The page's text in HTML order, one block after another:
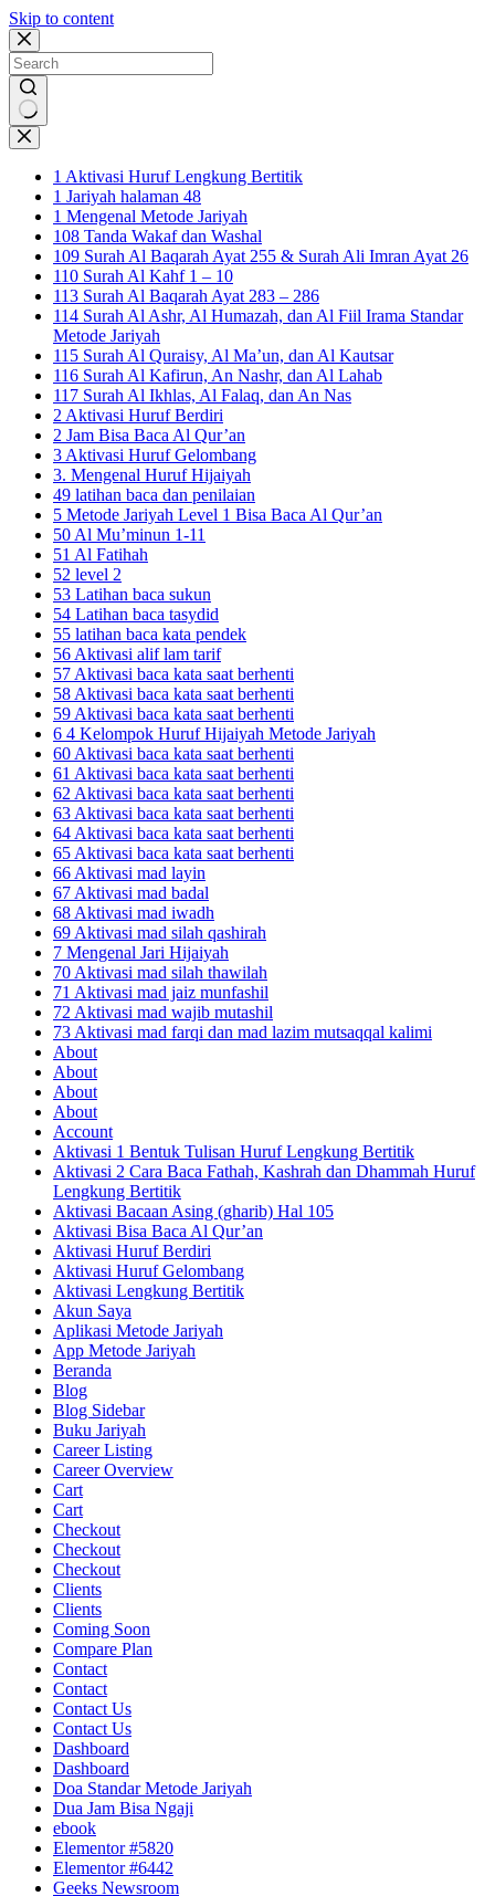
Skip to content
No
results
1 Aktivasi Huruf Lengkung Bertitik
1 Jariyah halaman 48
1 Mengenal Metode Jariyah
108 Tanda Wakaf dan Washal
109 Surah Al Baqarah Ayat 255 & Surah Ali Imran Ayat 26
110 Surah Al Kahf 1 – 10
113 Surah Al Baqarah Ayat 283 – 286
114 Surah Al Ashr, Al Humazah, dan Al Fiil Irama Standar
Metode Jariyah
115 Surah Al Quraisy, Al Ma’un, dan Al Kautsar
116 Surah Al Kafirun, An Nashr, dan Al Lahab
117 Surah Al Ikhlas, Al Falaq, dan An Nas
2 Aktivasi Huruf Berdiri
2 Jam Bisa Baca Al Qur’an
3 Aktivasi Huruf Gelombang
3. Mengenal Huruf Hijaiyah
49 latihan baca dan penilaian
5 Metode Jariyah Level 1 Bisa Baca Al Qur’an
50 Al Mu’minun 1-11
51 Al Fatihah
52 level 2
53 Latihan baca sukun
54 Latihan baca tasydid
55 latihan baca kata pendek
56 Aktivasi alif lam tarif
57 Aktivasi baca kata saat berhenti
58 Aktivasi baca kata saat berhenti
59 Aktivasi baca kata saat berhenti
6 4 Kelompok Huruf Hijaiyah Metode Jariyah
60 Aktivasi baca kata saat berhenti
61 Aktivasi baca kata saat berhenti
62 Aktivasi baca kata saat berhenti
63 Aktivasi baca kata saat berhenti
64 Aktivasi baca kata saat berhenti
65 Aktivasi baca kata saat berhenti
66 Aktivasi mad layin
67 Aktivasi mad badal
68 Aktivasi mad iwadh
69 Aktivasi mad silah qashirah
7 Mengenal Jari Hijaiyah
70 Aktivasi mad silah thawilah
71 Aktivasi mad jaiz munfashil
72 Aktivasi mad wajib mutashil
73 Aktivasi mad farqi dan mad lazim mutsaqqal kalimi
About
About
About
About
Account
Aktivasi 1 Bentuk Tulisan Huruf Lengkung Bertitik
Aktivasi 2 Cara Baca Fathah, Kashrah dan Dhammah Huruf
Lengkung Bertitik
Aktivasi Bacaan Asing (gharib) Hal 105
Aktivasi Bisa Baca Al Qur’an
Aktivasi Huruf Berdiri
Aktivasi Huruf Gelombang
Aktivasi Lengkung Bertitik
Akun Saya
Aplikasi Metode Jariyah
App Metode Jariyah
Beranda
Blog
Blog Sidebar
Buku Jariyah
Career Listing
Career Overview
Cart
Cart
Checkout
Checkout
Checkout
Clients
Clients
Coming Soon
Compare Plan
Contact
Contact
Contact Us
Contact Us
Dashboard
Dashboard
Doa Standar Metode Jariyah
Dua Jam Bisa Ngaji
ebook
Elementor #5820
Elementor #6442
Geeks Newsroom